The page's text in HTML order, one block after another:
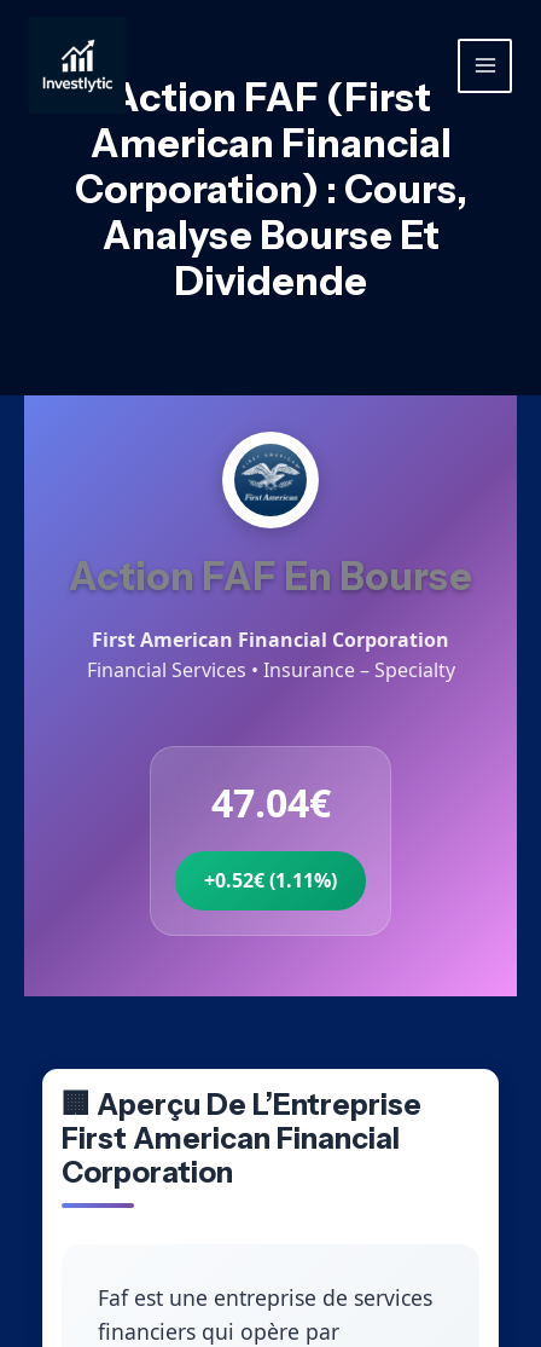
contenu
MAIN
Action FAF (First
American Financial
Corporation) : Cours,
Analyse Bourse Et
Dividende
Action FAF En Bourse
First American Financial Corporation
Financial Services • Insurance – Specialty
47.04€
+0.52€ (1.11%)
🏢 Aperçu De L’Entreprise
First American Financial
Corporation
Faf est une entreprise de services
financiers qui opère par